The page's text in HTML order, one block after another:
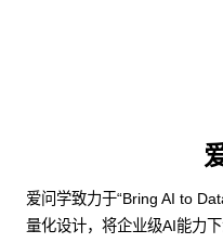
爱问学致力于“Bring AI to
量化设计，将企业级AI能力